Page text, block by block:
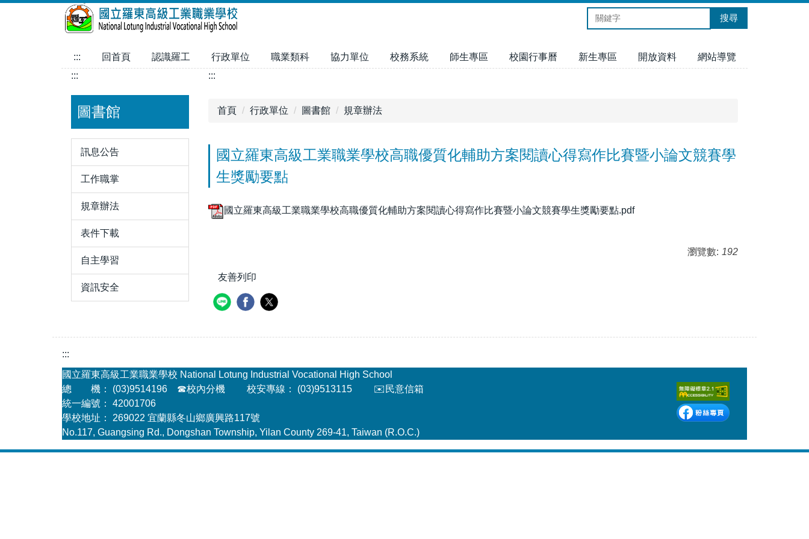
搜尋
::: 回首頁 認識羅工 行政單位 職業類科 協力單位 校務系統 師生專區 校園行事曆 新生專區 開放資料
網站導覽
:::
圖書館
訊息公告
工作職掌
規章辦法
表件下載
自主學習
資訊安全
:::
首頁 行政單位 圖書館 規章辦法
國立羅東高級工業職業學校高職優質化輔助方案閱讀心得寫作比賽暨小論文競賽學
生獎勵要點
國立羅東高級工業職業學校高職優質化輔助方案閱讀心得寫作比賽暨小論文競賽學生獎勵要點.pdf
瀏覽數: 192
友善列印
:::
國立羅東高級工業職業學校 National Lotung Industrial Vocational High School
總 機： (03)9514196 ☎校內分機 校安專線： (03)9513115 ✉️民意信箱
統一編號： 42001706
學校地址： 269022 宜蘭縣冬山鄉廣興路117號
No.117, Guangsing Rd., Dongshan Township, Yilan County 269-41, Taiwan (R.O.C.)